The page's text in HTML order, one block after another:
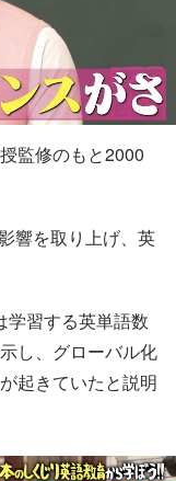
監修のもと2000
響を取り上げ、英
学習する英単語数
し、グローバル化
起きていたと説明